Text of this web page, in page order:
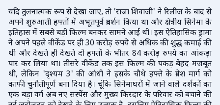
यदि तुलनात्मक रूप से देखा जाए, तो 'राजा शिवाजी' ने रिलीज के बाद से
अपने शुरुआती हफ्तों में अभूतपूर्व प्रदर्शन किया था और क्षेत्रीय सिनेमा के
इतिहास में सबसे बड़ी फिल्म बनकर सामने आई थी। इस ऐतिहासिक ड्रामा
ने अपने पहले वीकेंड पर ही 30 करोड़ रुपये से अधिक की शुद्ध कमाई की
थी और देखते ही देखते दो हफ्तों के भीतर 84 करोड़ रुपये का आंकड़ा
पार कर लिया था। तीसरे वीकेंड तक इस फिल्म की पकड़ बेहद मजबूत
थी, लेकिन 'दृश्यम 3' की आंधी ने इसके चौथे हफ्ते के प्रवेश मार्ग को
काफी चुनौतीपूर्ण बना दिया है। चूंकि सिनेमाघरों में जाने वाले दर्शकों का
एक बड़ा वर्ग अब नए सस्पेंस और मुख्य किरदार के परिवार को बचाने की